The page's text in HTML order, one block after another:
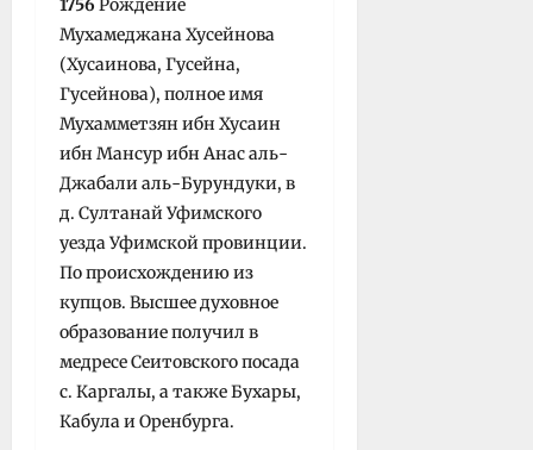
1756 Рождение
Мухамеджана Хусейнова
(Хусаинова, Гусейна,
Гусейнова), полное имя
Мухамметзян ибн Хусаин
ибн Мансур ибн Анас аль-
Джабали аль-Бурундуки, в
д. Султанай Уфимского
уезда Уфимской провинции.
По происхождению из
купцов. Высшее духовное
обра­зование получил в
медресе Сеитовского посада
с. Каргалы, а также Бухары,
Кабула и Оренбурга.